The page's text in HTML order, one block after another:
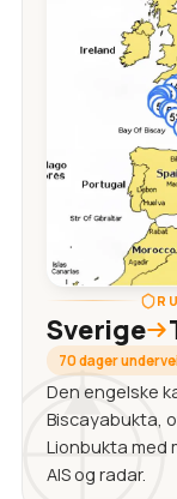
Sverige
70 dager
Den engelske
Biscayabukta,
Lionbukta med
AIS og radar.